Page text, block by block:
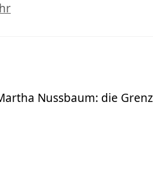
Nussbaum: die